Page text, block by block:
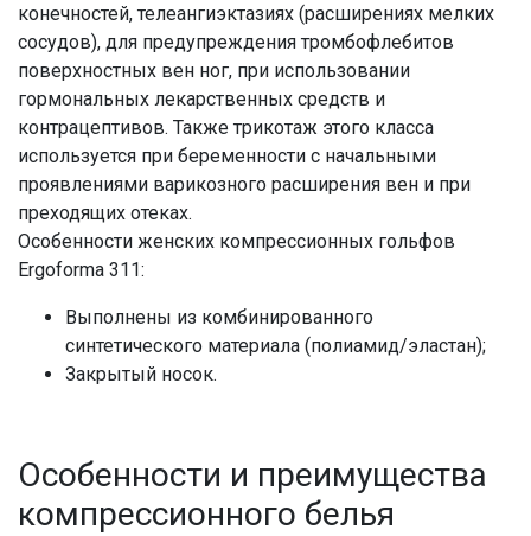
конечностей, телеангиэктазиях (расширениях мелких
сосудов), для предупреждения тромбофлебитов
поверхностных вен ног, при использовании
гормональных лекарственных средств и
контрацептивов. Также трикотаж этого класса
используется при беременности с начальными
проявлениями варикозного расширения вен и при
преходящих отеках.
Особенности женских компрессионных гольфов
Ergoforma 311:
Выполнены из комбинированного
синтетического материала (полиамид/эластан);
Закрытый носок.
Особенности и преимущества
компрессионного белья